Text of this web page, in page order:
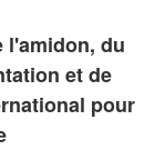
l'amidon, du
et de
pour